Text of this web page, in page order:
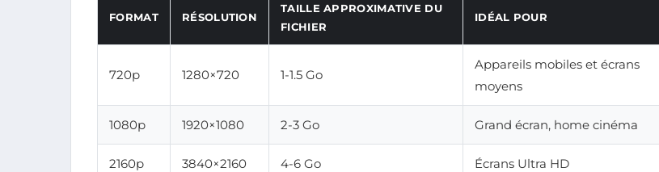
FORMAT RÉSOLUTION
TAILLE APPROXIMATIVE DU
FICHIER
IDÉAL POUR
720p 1280×720 1-1.5 Go
Appareils mobiles et écrans
moyens
1080p 1920×1080 2-3 Go Grand écran, home cinéma
2160p 3840×2160 4-6 Go Écrans Ultra HD